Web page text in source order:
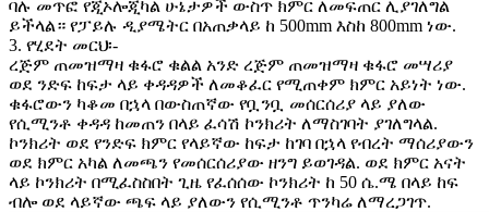
ባሉ መጥፎ የጂኦሎጂካል ሁኔታዎች ውስጥ ክምር ለመፍጠር ሊያገለግል
ይችላል። የፓይሉ ዲያሜትር በአጠቃላይ ከ 500mm እስከ 800mm ነው.
3. የሂደት መርህ፡-
ረጅም ጠመዝማዛ ቁፋሮ ቁልል አንድ ረጅም ጠመዝማዛ ቁፋሮ መሣሪያ
ወደ ንድፍ ከፍታ ላይ ቀዳዳዎች ለመቆፈር የሚጠቀም ክምር አይነት ነው.
ቁፋሮውን ካቆመ በኋላ በውስጠኛው የቧንቧ መሰርሰሪያ ላይ ያለው
የሲሚንቶ ቀዳዳ ከመጠን በላይ ፈሳሽ ኮንክሪት ለማስገባት ያገለግላል.
ኮንክሪት ወደ የንድፍ ክምር የላይኛው ከፍታ ከገባ በኋላ የብረት ማሰሪያውን
ወደ ክምር አካል ለመጫን የመሰርሰሪያው ዘንግ ይወገዳል. ወደ ክምር አናት
ላይ ኮንክሪት በሚፈስስበት ጊዜ የፈሰሰው ኮንክሪት ከ 50 ሴ.ሜ በላይ ከፍ
ብሎ ወደ ላይኛው ጫፍ ላይ ያለውን የሲሚንቶ ጥንካሬ ለማረጋገጥ.